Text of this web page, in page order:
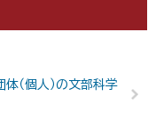
（個人）の文部科学